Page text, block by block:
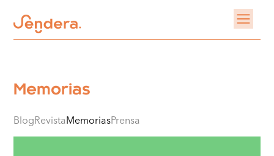
Memorias
BlogRevistaMemoriasPrensa